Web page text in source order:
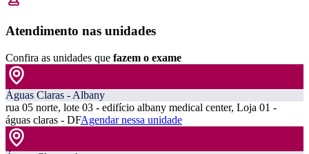
Atendimento nas unidades
Confira as unidades que fazem o exame
Águas Claras - Albany
rua 05 norte, lote 03 - edifício albany medical center, Loja 01 -
águas claras - DFAgendar nessa unidade